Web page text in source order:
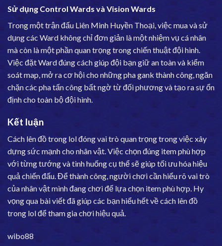
Sử dụng Control Wards và Vision Wards
Trong một trận đấu Liên Minh Huyền Thoại, việc mua và sử
dụng các Ward không chỉ đơn giản là một nhiệm vụ cá nhân
mà còn là một phần quan trọng trong chiến thuật đội hình.
Việc đặt Ward đúng cách giúp đội bạn giữ an toàn và kiểm
soát map, mở ra cơ hội cho những pha gank thành công, ngăn
chặn các pha tấn công bất ngờ từ đối phương và tạo ra sự ổn
định cho toàn bộ đội hình.
Kết luận
Cách lên đồ trong lol đóng vai trò quan trọng trong việc xây
dựng sức mạnh cho nhân vật. Việc chọn đúng item phù hợp
với từng tướng và tình huống cụ thể sẽ giúp tối ưu hóa hiệu
quả chiến đấu. Để thành công, người chơi cần hiểu rõ vai trò
của nhân vật mình đang chơi để lựa chọn item phù hợp. Hy
vọng qua bài viết đã giúp các bạn hiểu hết về cách lên đồ
trong lol để tham gia chơi hiệu quả.
wibo88